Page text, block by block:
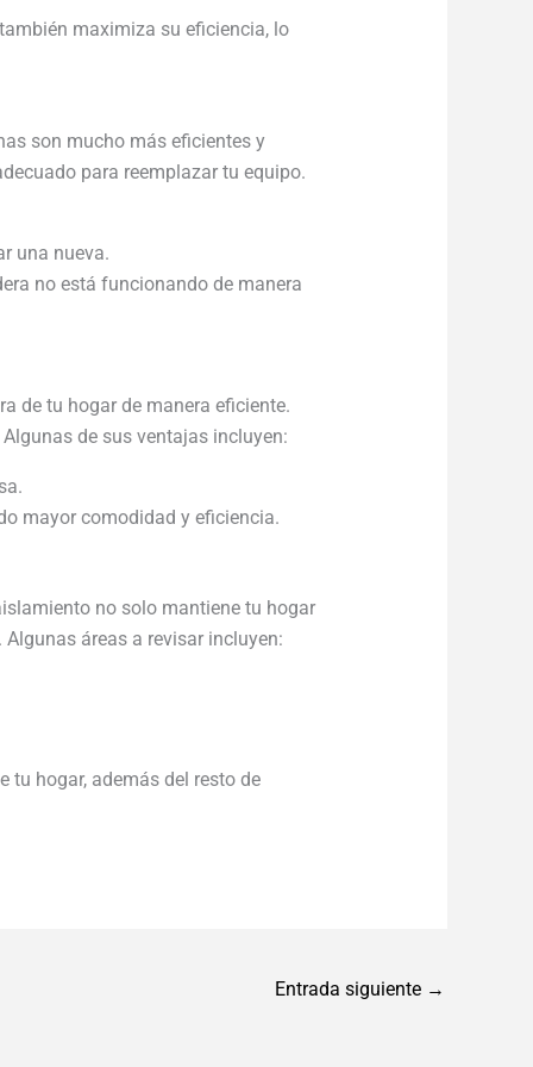
maximiza su eficiencia, lo
son mucho más eficientes y
para reemplazar tu equipo.
una nueva.
no está funcionando de manera
de tu hogar de manera eficiente.
de sus ventajas incluyen:
mayor comodidad y eficiencia.
no solo mantiene tu hogar
áreas a revisar incluyen:
tu hogar, además del resto de
Entrada siguiente →